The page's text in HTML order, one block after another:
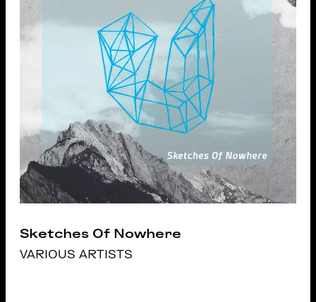
Sketches Of Nowhere
VARIOUS ARTISTS